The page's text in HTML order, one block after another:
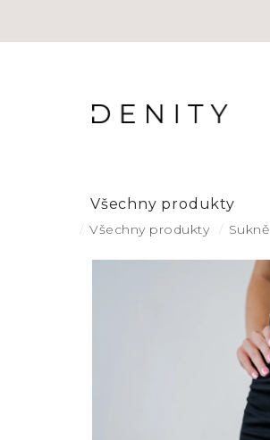
Všechny produkty
Domů
Všechny produkty Sukně